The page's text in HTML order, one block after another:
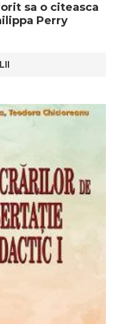
sa o citeasca
Perry